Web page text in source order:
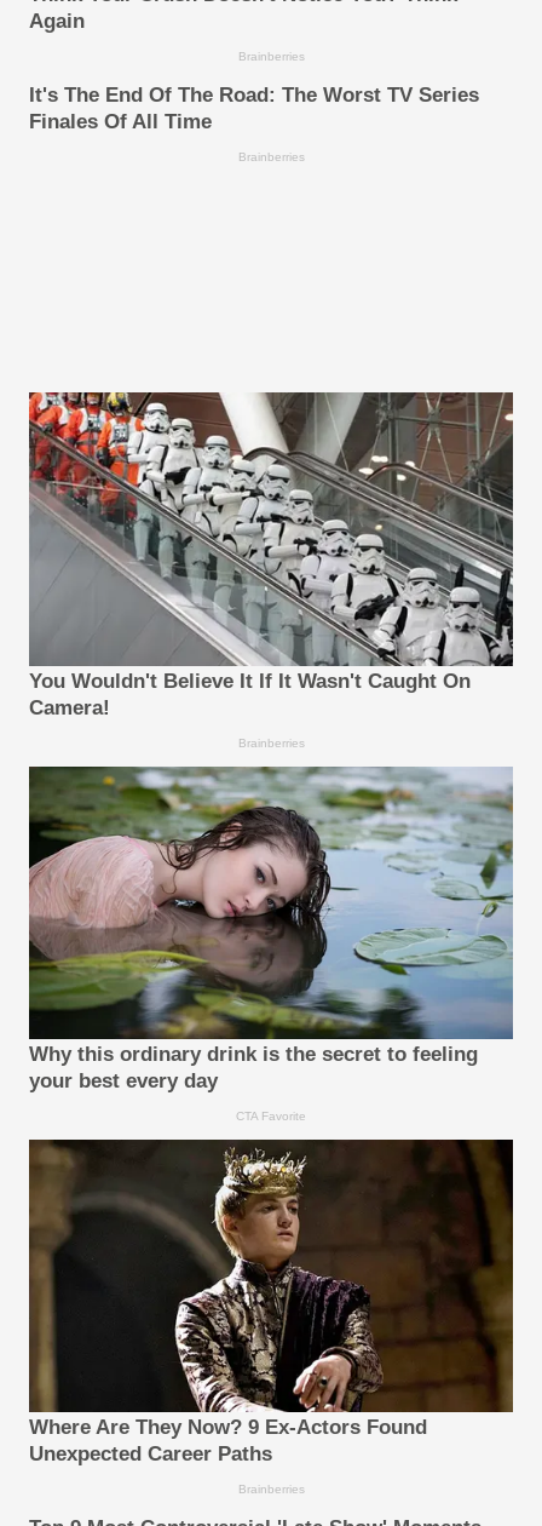
Again
Brainberries
It's The End Of The Road: The Worst TV Series
Finales Of All Time
Brainberries
You Wouldn't Believe It If It Wasn't Caught On
Camera!
Brainberries
Why this ordinary drink is the secret to feeling
your best every day
CTA Favorite
Where Are They Now? 9 Ex-Actors Found
Unexpected Career Paths
Brainberries